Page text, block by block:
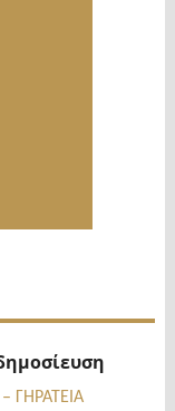
ΓΗΡΑΤΕΙΑ